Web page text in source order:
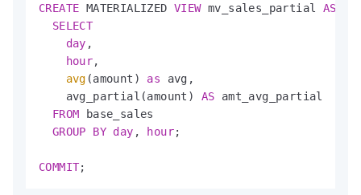
CREATE MATERIALIZED VIEW mv_sales_partial AS
SELECT
day ,
hour,
avg (amount) as avg,
    avg_partial(amount)
AS amt_avg_partial
FROM base_sales
GROUP
BY day , hour;
COMMIT;